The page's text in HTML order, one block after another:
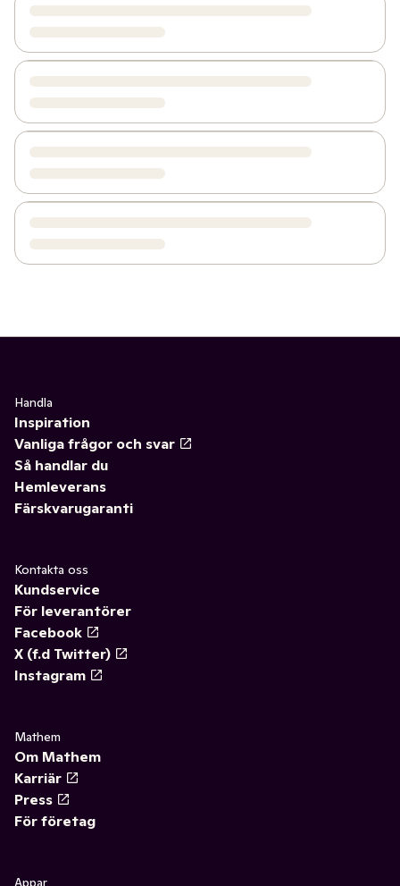
Handla
Inspiration
Vanliga frågor och svar
Så handlar du
Hemleverans
Färskvarugaranti
Kontakta oss
Kundservice
För leverantörer
Facebook
X (f.d Twitter)
Instagram
Mathem
Om Mathem
Karriär
Press
För företag
Appar